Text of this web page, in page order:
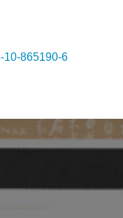
10-865190-6